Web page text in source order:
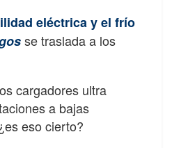
eléctrica y el frío
se traslada a los
cargadores ultra
a bajas
eso cierto?